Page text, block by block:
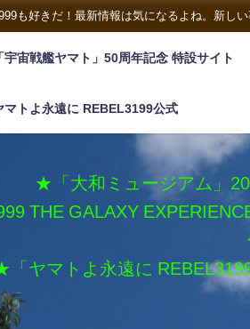
も好きだ！最新情報は気になるよね。新しい
宇宙戦艦ヤマト」50周年記念 特設サイト
マトよ永遠に REBEL3199公式
★「大和ミュージアム」
THE GALAXY
「ヤマトよ永遠に